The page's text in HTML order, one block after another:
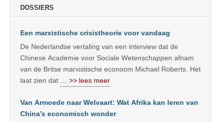
DOSSIERS
Een marxistische crisistheorie voor vandaag
De Nederlandse vertaling van een interview dat de
Chinese Academie voor Sociale Wetenschappen afnam
van de Britse marxistische econoom Michael Roberts. Het
laat zien dat
… >> lees meer
Van Armoede naar Welvaart: Wat Afrika kan leren van
China’s economisch wonder